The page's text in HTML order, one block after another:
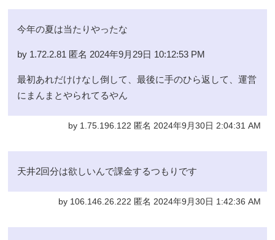
今年の夏は当たりやったな
by 1.72.2.81 匿名 2024年9月29日 10:12:53 PM
最初あれだけけなし倒して、最後に手のひら返して、運営
にまんまとやられてるやん
by 1.75.196.122 匿名 2024年9月30日 2:04:31 AM
天井2回分は欲しいんで課金するつもりです
by 106.146.26.222 匿名 2024年9月30日 1:42:36 AM